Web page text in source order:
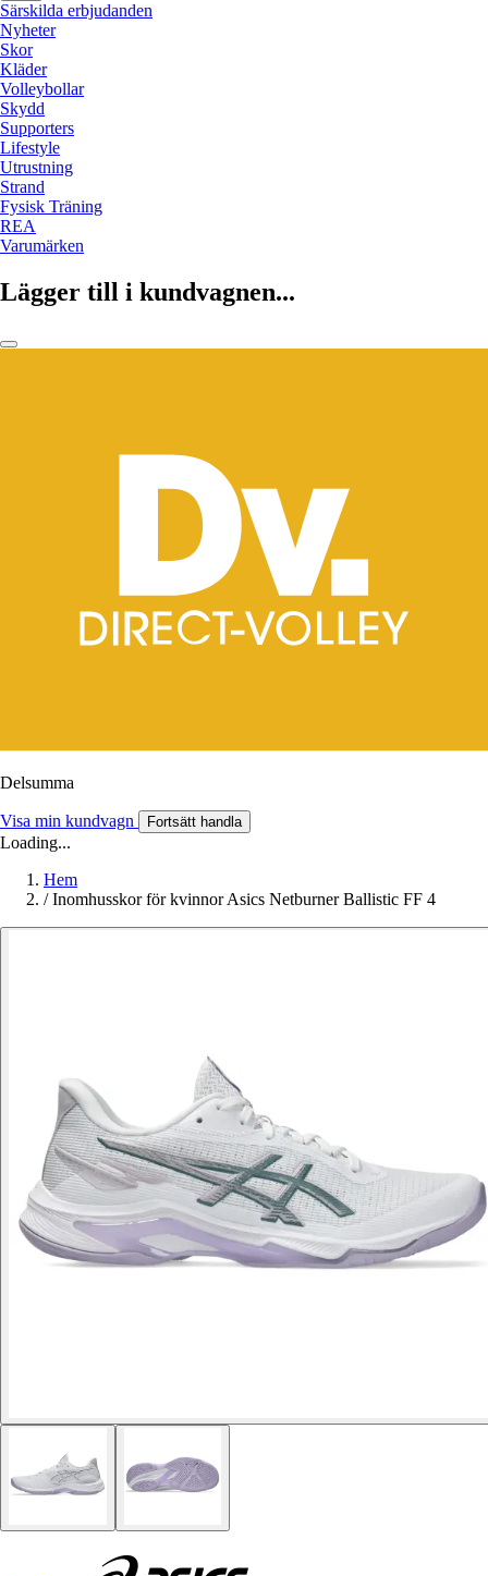
Särskilda erbjudanden
Nyheter
Skor
Kläder
Volleybollar
Skydd
Supporters
Lifestyle
Utrustning
Strand
Fysisk Träning
REA
Varumärken
Lägger till i kundvagnen...
Delsumma
Visa min kundvagn Fortsätt handla
Loading...
Hem
/ Inomhusskor för kvinnor Asics Netburner Ballistic FF 4